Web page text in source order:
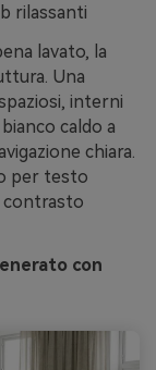
rilassanti
lavato, la
Una
interni
caldo a
chiara.
per testo
contrasto
con